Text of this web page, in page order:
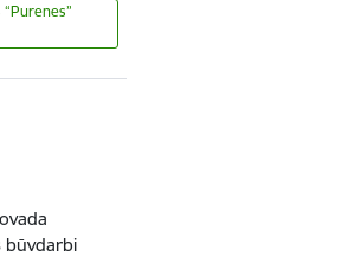
būvdarbi